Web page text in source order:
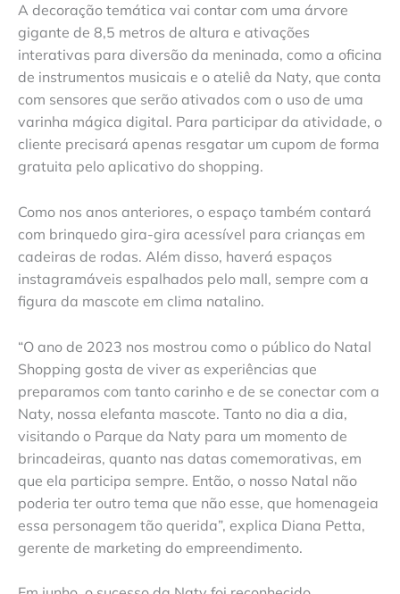
A decoração temática vai contar com uma árvore
gigante de 8,5 metros de altura e ativações
interativas para diversão da meninada, como a oficina
de instrumentos musicais e o ateliê da Naty, que conta
com sensores que serão ativados com o uso de uma
varinha mágica digital. Para participar da atividade, o
cliente precisará apenas resgatar um cupom de forma
gratuita pelo aplicativo do shopping.
Como nos anos anteriores, o espaço também contará
com brinquedo gira-gira acessível para crianças em
cadeiras de rodas. Além disso, haverá espaços
instagramáveis espalhados pelo mall, sempre com a
figura da mascote em clima natalino.
“O ano de 2023 nos mostrou como o público do Natal
Shopping gosta de viver as experiências que
preparamos com tanto carinho e de se conectar com a
Naty, nossa elefanta mascote. Tanto no dia a dia,
visitando o Parque da Naty para um momento de
brincadeiras, quanto nas datas comemorativas, em
que ela participa sempre. Então, o nosso Natal não
poderia ter outro tema que não esse, que homenageia
essa personagem tão querida”, explica Diana Petta,
gerente de marketing do empreendimento.